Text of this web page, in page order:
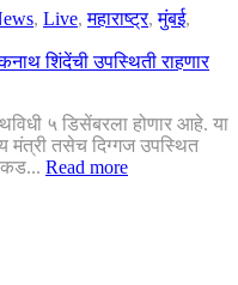
, Live,महाराष्ट्र,मुंबई,
५ डिसेंबरला होणार आहे. या
मंत्री तसेच दिग्गज उपस्थित
Read more